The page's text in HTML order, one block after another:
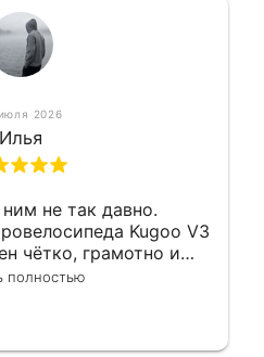
2026
Илья
не так давно.
Kugoo V3
чётко, грамотно и
Всё сделано
полностью